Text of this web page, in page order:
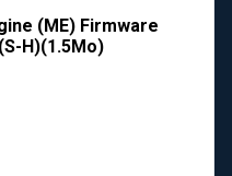
(ME) Firmware
H)(1.5Mo)